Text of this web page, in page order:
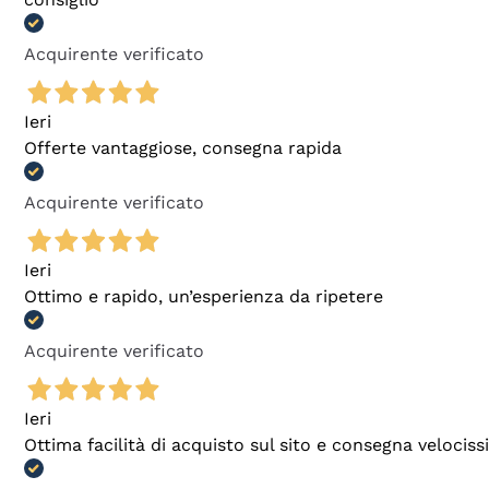
Acquirente verificato
Ieri
Offerte vantaggiose, consegna rapida
Acquirente verificato
Ieri
Ottimo e rapido, un’esperienza da ripetere
Acquirente verificato
Ieri
Ottima facilità di acquisto sul sito e consegna